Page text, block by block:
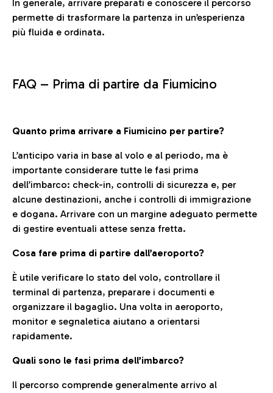
In generale, arrivare preparati e conoscere il percorso
permette di trasformare la partenza in un’esperienza
più fluida e ordinata.
FAQ – Prima di partire da Fiumicino
Quanto prima arrivare a Fiumicino per partire?
L’anticipo varia in base al volo e al periodo, ma è
importante considerare tutte le fasi prima
dell’imbarco: check-in, controlli di sicurezza e, per
alcune destinazioni, anche i controlli di immigrazione
e dogana. Arrivare con un margine adeguato permette
di gestire eventuali attese senza fretta.
Cosa fare prima di partire dall’aeroporto?
È utile verificare lo stato del volo, controllare il
terminal di partenza, preparare i documenti e
organizzare il bagaglio. Una volta in aeroporto,
monitor e segnaletica aiutano a orientarsi
rapidamente.
Quali sono le fasi prima dell’imbarco?
Il percorso comprende generalmente arrivo al